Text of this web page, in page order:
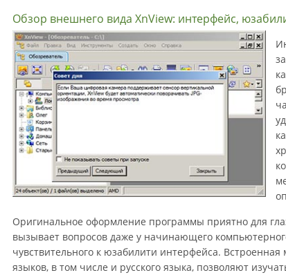
Обзор внешнего вида XnView: интерфейс,
Оригинальное оформление программы приятно для
вызывает вопросов даже у начинающего
чувствительного к юзабилити интерфейса.
языков, в том числе и русского языка, позволяют